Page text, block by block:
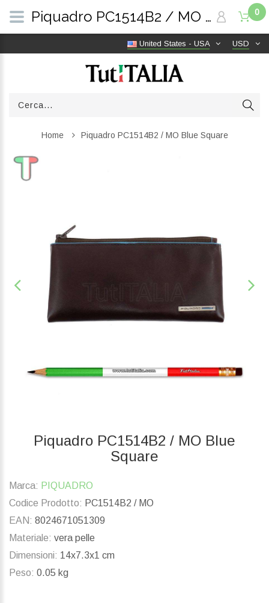
USD
United States - USA
0
Home Piquadro PC1514B2 / MO Blue Square
Piquadro PC1514B2 / MO Blue
Square
Marca: PIQUADRO
Codice Prodotto: PC1514B2 / MO
EAN: 8024671051309
Materiale: vera pelle
Dimensioni: 14x7.3x1 cm
Peso: 0.05 kg
Piquadro PC1514B2 / MO Blue Square | TutITALIA